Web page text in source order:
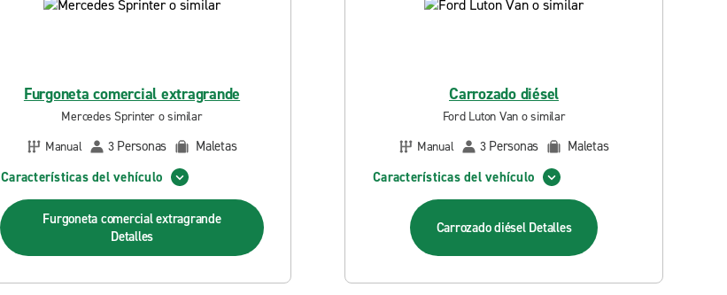
Furgoneta comercial extragrande
Mercedes Sprinter o similar
Manual
3 Personas
Maletas
Características del vehículo
Furgoneta comercial extragrande
Detalles
Carrozado diésel
Ford Luton Van o similar
Manual
3 Personas
Maletas
Características del vehículo
Carrozado diésel Detalles